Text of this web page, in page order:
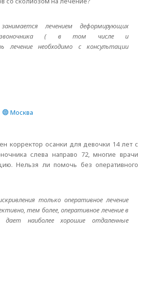
лечением деформирующих
( в том числе и
лечение необходимо с консультации
Москва
корректор осанки для девочки 14 лет с
слева направо 72, многие врачи
Нельзя ли помочь без оперативного
только оперативное лечение
тем более, оперативное лечение в
наиболее хорошие отдаленные